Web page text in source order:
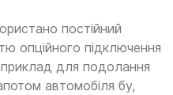
постійний
опційного підключення
для подолання
автомобіля бу,